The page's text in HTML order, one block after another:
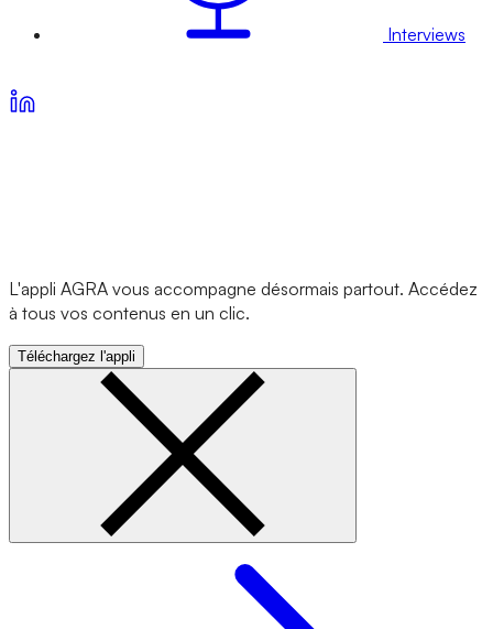
Interviews
L'appli AGRA vous accompagne désormais partout. Accédez
à tous vos contenus en un clic.
Téléchargez l'appli